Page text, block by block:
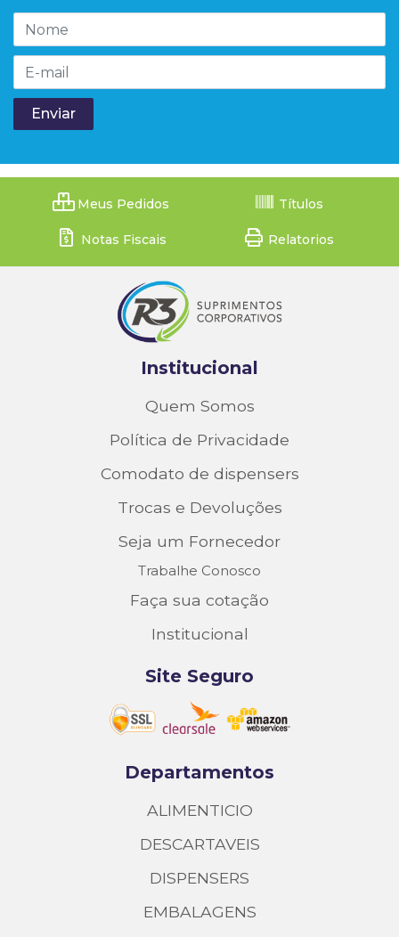
Meus Pedidos Títulos
Notas Fiscais Relatorios
Institucional
Quem Somos
Política de Privacidade
Comodato de dispensers
Trocas e Devoluções
Seja um Fornecedor
Trabalhe Conosco
Faça sua cotação
Institucional
Site Seguro
Departamentos
ALIMENTICIO
DESCARTAVEIS
DISPENSERS
EMBALAGENS